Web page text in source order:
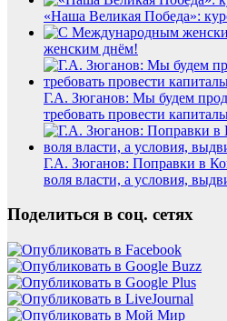
«Наша Великая Победа»:
женским днём!
Г.А. Зюганов: Мы будем
требовать провести
Г.А. Зюганов: Поправки в
воля власти, а условия,
Поделиться в соц. сетях